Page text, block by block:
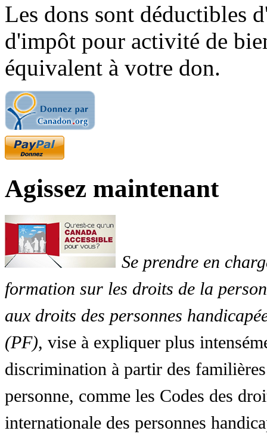
Les dons sont déductibles
d'impôt pour activité de
équivalent à votre don.
Agissez maintenant
Se prendre en
formation sur les droits de la
aux droits des personnes
(PF), vise à expliquer plus
discrimination à partir des
personne, comme les Codes des
internationale des personnes